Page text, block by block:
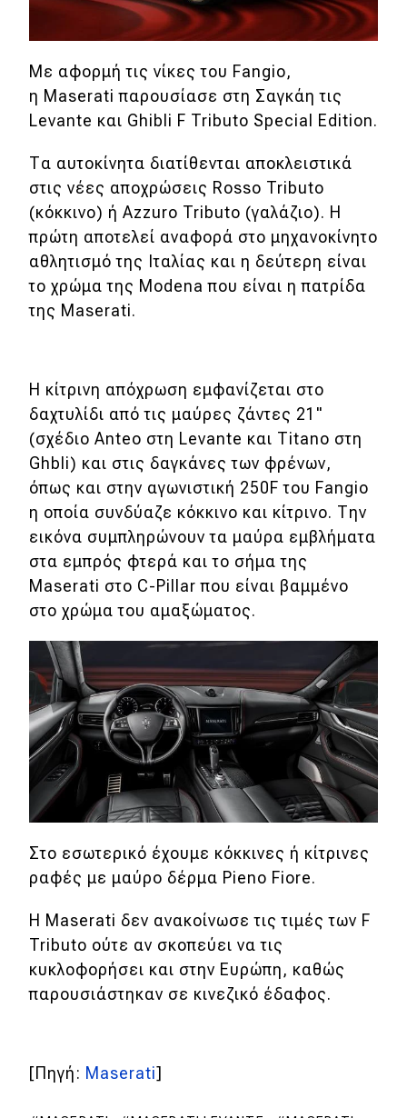
Δοκιμή
Αποστολή
Συγκρίνουμε
Αγώνες
Formula 1
WRC
Motorsport
Νέα
Τεχνολογία
Mobility
Σταθμοί φόρτισης
Classic
Νέα
Παρουσιάσεις
DRIVE Away
MOTO
Μεταχειρισμένο
Οδηγός αγοράς
Συμβουλές
Χρηστικά
Συμβουλές
Με αφορμή τις νίκες του Fangio,
η Maserati παρουσίασε στη Σαγκάη τις
Levante και Ghibli F Tributo Special Edition.
Τα αυτοκίνητα διατίθενται αποκλειστικά
στις νέες αποχρώσεις Rosso Tributo
(κόκκινο) ή Azzuro Tributo (γαλάζιο). Η
πρώτη αποτελεί αναφορά στο μηχανοκίνητο
αθλητισμό της Ιταλίας και η δεύτερη είναι
το χρώμα της Modena που είναι η πατρίδα
της Maserati.
Η κίτρινη απόχρωση εμφανίζεται στο
δαχτυλίδι από τις μαύρες ζάντες 21"
(σχέδιο Anteo στη Levante και Titano στη
Ghbli) και στις δαγκάνες των φρένων,
όπως και στην αγωνιστική 250F του Fangio
η οποία συνδύαζε κόκκινο και κίτρινο. Την
εικόνα συμπληρώνουν τα μαύρα εμβλήματα
στα εμπρός φτερά και το σήμα της
Maserati στο C-Pillar που είναι βαμμένο
στο χρώμα του αμαξώματος.
Στο εσωτερικό έχουμε κόκκινες ή κίτρινες
ραφές με μαύρο δέρμα Pieno Fiore.
Η Maserati δεν ανακοίνωσε τις τιμές των F
Tributo ούτε αν σκοπεύει να τις
κυκλοφορήσει και στην Ευρώπη, καθώς
παρουσιάστηκαν σε κινεζικό έδαφος.
[Πηγή: Maserati]